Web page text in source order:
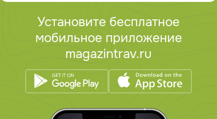
Установите бесплатное
мобильное приложение
magazintrav.ru